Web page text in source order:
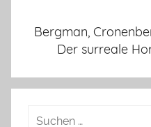
Bergman,
Der surreale